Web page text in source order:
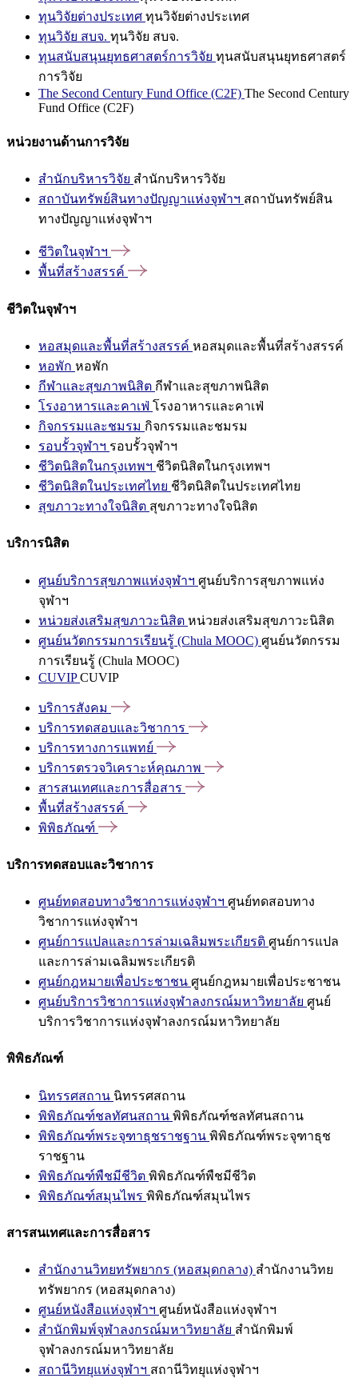
ทุนวิจัยต่างประเทศ ทุนวิจัยต่างประเทศ
ทุนวิจัย สบจ. ทุนวิจัย สบจ.
ทุนสนับสนุนยุทธศาสตร์การวิจัย ทุนสนับสนุนยุทธศาสตร์
การวิจัย
The Second Century Fund Office (C2F) The Second Century
Fund Office (C2F)
หน่วยงานด้านการวิจัย
สำนักบริหารวิจัย สำนักบริหารวิจัย
สถาบันทรัพย์สินทางปัญญาแห่งจุฬาฯ สถาบันทรัพย์สิน
ทางปัญญาแห่งจุฬาฯ
ชีวิตในจุฬาฯ
พื้นที่สร้างสรรค์
ชีวิตในจุฬาฯ
หอสมุดและพื้นที่สร้างสรรค์ หอสมุดและพื้นที่สร้างสรรค์
หอพัก หอพัก
กีฬาและสุขภาพนิสิต กีฬาและสุขภาพนิสิต
โรงอาหารและคาเฟ่ โรงอาหารและคาเฟ่
กิจกรรมและชมรม กิจกรรมและชมรม
รอบรั้วจุฬาฯ รอบรั้วจุฬาฯ
ชีวิตนิสิตในกรุงเทพฯ ชีวิตนิสิตในกรุงเทพฯ
ชีวิตนิสิตในประเทศไทย ชีวิตนิสิตในประเทศไทย
สุขภาวะทางใจนิสิต สุขภาวะทางใจนิสิต
บริการนิสิต
ศูนย์บริการสุขภาพแห่งจุฬาฯ ศูนย์บริการสุขภาพแห่ง
จุฬาฯ
หน่วยส่งเสริมสุขภาวะนิสิต หน่วยส่งเสริมสุขภาวะนิสิต
ศูนย์นวัตกรรมการเรียนรู้ (Chula MOOC) ศูนย์นวัตกรรม
การเรียนรู้ (Chula MOOC)
CUVIPCUVIP
บริการสังคม
บริการทดสอบและวิชาการ
บริการทางการแพทย์
บริการตรวจวิเคราะห์คุณภาพ
สารสนเทศและการสื่อสาร
พื้นที่สร้างสรรค์
พิพิธภัณฑ์
บริการทดสอบและวิชาการ
ศูนย์ทดสอบทางวิชาการแห่งจุฬาฯ ศูนย์ทดสอบทาง
วิชาการแห่งจุฬาฯ
ศูนย์การแปลและการล่ามเฉลิมพระเกียรติ ศูนย์การแปล
และการล่ามเฉลิมพระเกียรติ
ศูนย์กฎหมายเพื่อประชาชน ศูนย์กฎหมายเพื่อประชาชน
ศูนย์บริการวิชาการแห่งจุฬาลงกรณ์มหาวิทยาลัย ศูนย์
บริการวิชาการแห่งจุฬาลงกรณ์มหาวิทยาลัย
พิพิธภัณฑ์
นิทรรศสถาน นิทรรศสถาน
พิพิธภัณฑ์ชลทัศนสถาน พิพิธภัณฑ์ชลทัศนสถาน
พิพิธภัณฑ์พระจุฑาธุชราชฐาน พิพิธภัณฑ์พระจุฑาธุช
ราชฐาน
พิพิธภัณฑ์พืชมีชีวิต พิพิธภัณฑ์พืชมีชีวิต
พิพิธภัณฑ์สมุนไพร พิพิธภัณฑ์สมุนไพร
สารสนเทศและการสื่อสาร
สำนักงานวิทยทรัพยากร (หอสมุดกลาง) สำนักงานวิทย
ทรัพยากร (หอสมุดกลาง)
ศูนย์หนังสือแห่งจุฬาฯ ศูนย์หนังสือแห่งจุฬาฯ
สำนักพิมพ์จุฬาลงกรณ์มหาวิทยาลัย สำนักพิมพ์
จุฬาลงกรณ์มหาวิทยาลัย
สถานีวิทยุแห่งจุฬาฯ สถานีวิทยุแห่งจุฬาฯ